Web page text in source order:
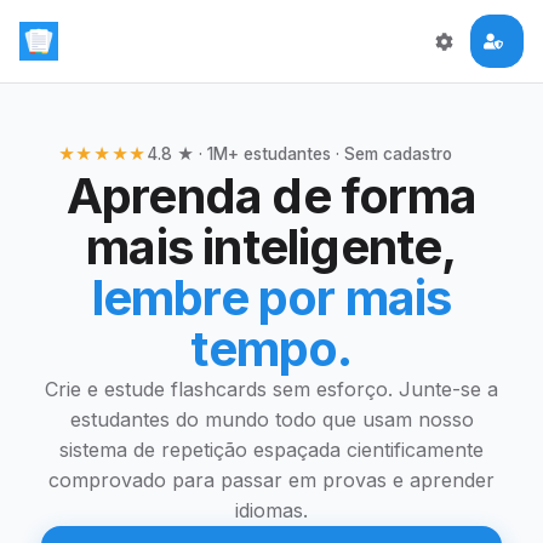
★★★★★4.8 ★ · 1M+ estudantes · Sem cadastro
Aprenda de forma
mais inteligente,
lembre por mais
tempo.
Crie e estude flashcards sem esforço. Junte-se a
estudantes do mundo todo que usam nosso
sistema de repetição espaçada cientificamente
comprovado para passar em provas e aprender
idiomas.